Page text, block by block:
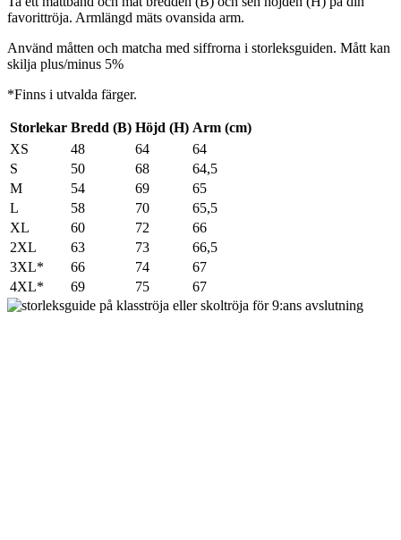
favorittröja. Armlängd mäts ovansida arm.
Använd måtten och matcha med siffrorna i storleksguiden. Mått kan
skilja plus/minus 5%
*Finns i utvalda färger.
Storlekar Bredd (B) Höjd (H) Arm (cm)
XS
48 64
64
S
50 68
64,5
M
54 69
65
L
58 70
65,5
XL
60 72
66
2XL
63 73
66,5
3XL*
66 74
67
4XL*
69 75 67